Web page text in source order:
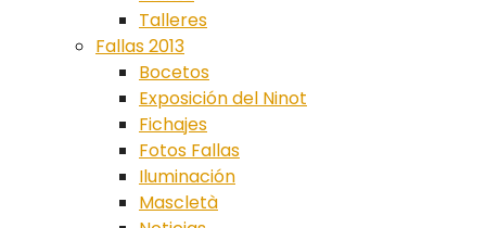
Talleres
Fallas 2013
Bocetos
Exposición del Ninot
Fichajes
Fotos Fallas
Iluminación
Mascletà